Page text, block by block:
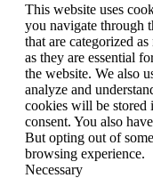
This website uses
you navigate through
that are categorized
as they are essential
the website. We also
analyze and
cookies will be
consent. You also
But opting out of
browsing experience.
Necessary